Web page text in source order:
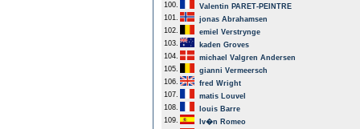
100.
Valentin PARET-PEINTRE
101.
jonas Abrahamsen
102.
emiel Verstrynge
103.
kaden Groves
104.
michael Valgren Andersen
105.
gianni Vermeersch
106.
fred Wright
107.
matis Louvel
108.
louis Barre
109.
Iv�n Romeo